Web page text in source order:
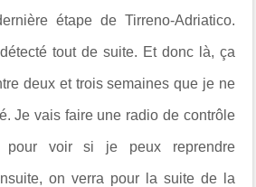
étape de Tirreno-Adriatico.
tout de suite. Et donc là, ça
deux et trois semaines que je ne
Je vais faire une radio de contrôle
pour voir si je peux reprendre
on verra pour la suite de la